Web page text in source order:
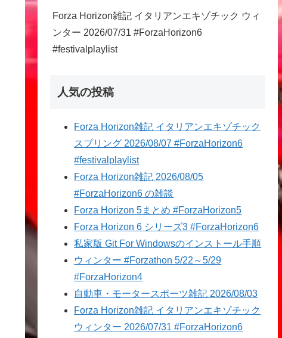
Forza Horizon雑記 イタリアンエキゾチック ウィ
ンター 2026/07/31 #ForzaHorizon6
#festivalplaylist
人気の投稿
Forza Horizon雑記 イタリアンエキゾチック
スプリング 2026/08/07 #ForzaHorizon6
#festivalplaylist
Forza Horizon雑記 2026/08/05
#ForzaHorizon6 の雑談
Forza Horizon 5まとめ #ForzaHorizon5
Forza Horizon 6 シリーズ3 #ForzaHorizon6
私家版 Git For Windowsのインストール手順
ウィンター #Forzathon 5/22～5/29
#ForzaHorizon4
自動車・モータースポーツ雑記 2026/08/03
Forza Horizon雑記 イタリアンエキゾチック
ウィンター 2026/07/31 #ForzaHorizon6